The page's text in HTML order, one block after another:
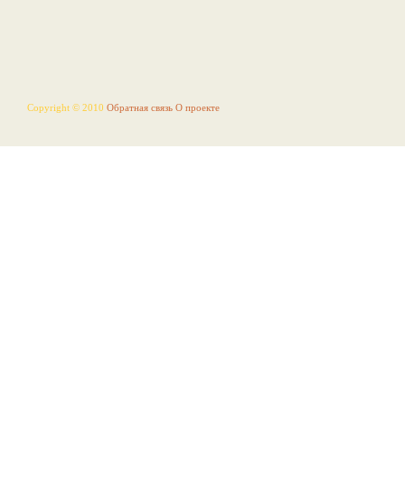
Copyright © 2010 Обратная связь О проекте